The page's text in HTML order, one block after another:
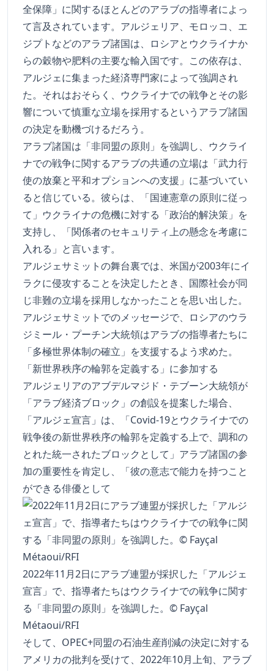
全保障」に関するほとんどのアラブの指導者によっ
て言及されています。アルジェリア、モロッコ、エ
ジプトなどのアラブ諸国は、ロシアとウクライナか
らの穀物や肥料の主要な輸入国です。この依存は、
アルジェに集まった経済専門家によって強調され
た。それはおそらく、ウクライナでの戦争とその影
響について慎重な立場を採用するというアラブ諸国
の決定を動機づけるだろう。
アラブ諸国は「非同盟の原則」を強調し、ウクライ
ナでの戦争に関するアラブの共通の立場は「武力行
使の放棄と平和オプションへの支援」に基づいてい
ると信じている。彼らは、「国連憲章の原則に従っ
て」ウクライナの危機に対する「政治的解決策」を
支持し、「関係者のセキュリティ上の懸念を考慮に
入れる」と言います。
アルジェサミットの舞台裏では、米国が2003年にイ
ラクに侵攻することを決定したとき、国際社会が同
じ非難の立場を採用しなかったことを思い出した。
アルジェサミットでのメッセージで、ロシアのウラ
ジミール・プーチン大統領はアラブの指導者たちに
「多極世界体制の確立」を支援するよう求めた。
「新世界秩序の輪郭を定義する」に参加する
アルジェリアのアブデルマジド・テブーン大統領が
「アラブ経済ブロック」の創設を提案した場合、
「アルジェ宣言」は、「Covid-19とウクライナでの
戦争後の新世界秩序の輪郭を定義する上で、調和の
とれた統一されたブロックとして」アラブ諸国の参
加の重要性を肯定し、「彼の意志で能力を持つこと
ができる俳優として
2022年11月2日にアラブ連盟が採択した「アルジェ
宣言」で、指導者たちはウクライナでの戦争に関す
る「非同盟の原則」を強調した。© Fayçal
Métaoui/RFI
そして、OPEC+同盟の石油生産削減の決定に対する
アメリカの批判を受けて、2022年10月上旬、アラブ